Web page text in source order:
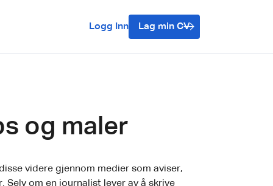
Logg Inn Lag min CV
og maler
videre gjennom medier som aviser,
om en journalist lever av å skrive